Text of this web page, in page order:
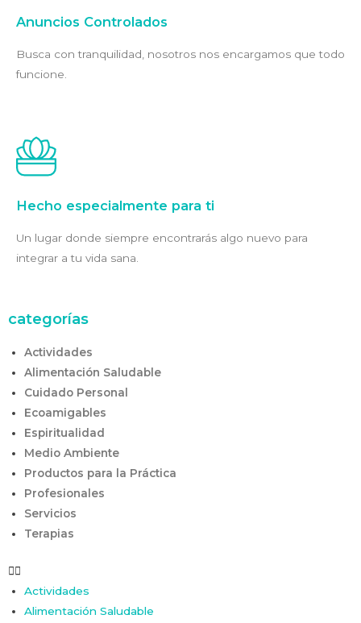
Anuncios Controlados
Busca con tranquilidad, nosotros nos encargamos que todo
funcione.
Hecho especialmente para ti
Un lugar donde siempre encontrarás algo nuevo para
integrar a tu vida sana.
categorías
Actividades
Alimentación Saludable
Cuidado Personal
Ecoamigables
Espiritualidad
Medio Ambiente
Productos para la Práctica
Profesionales
Servicios
Terapias
Actividades
Alimentación Saludable